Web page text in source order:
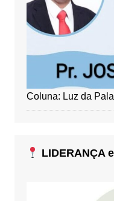
Coluna: Luz da
LIDERANÇA